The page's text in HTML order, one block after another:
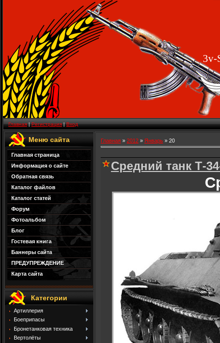
3v-
Главная|Регистрация|Вход
Меню сайта
Главная страница
Информация о сайте
Обратная связь
Каталог файлов
Каталог статей
Форум
Фотоальбом
Блог
Гостевая книга
Баннеры сайта
ПРЕДУПРЕЖДЕНИЕ
Карта сайта
Категории
Артиллерия
Боеприпасы
Бронетанковая техника
Вертолёты
Главная » 2012 » Январь » 20
Средний танк Т-